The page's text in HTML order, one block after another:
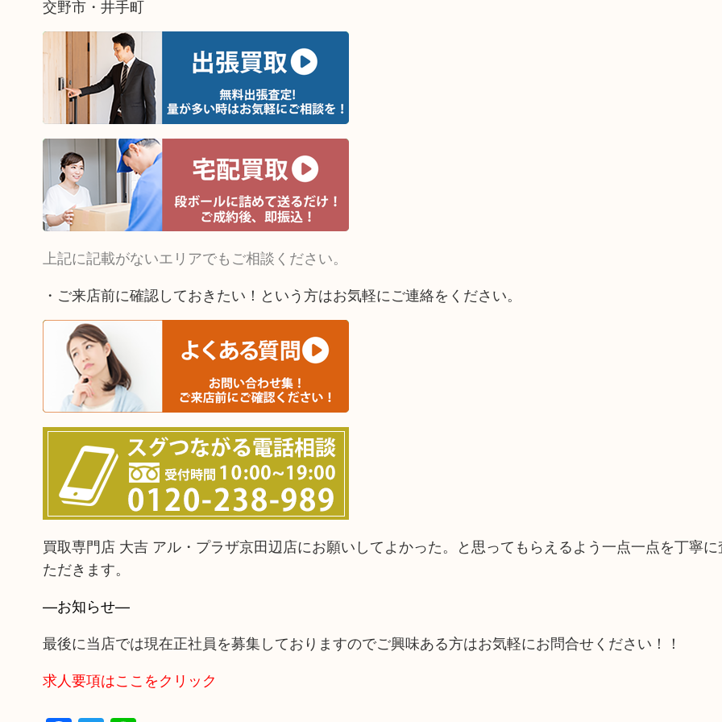
交野市・井手町
上記に記載がないエリアでもご相談ください。
・ご来店前に確認しておきたい！という方はお気軽にご連絡をください。
買取専門店 大吉 アル・プラザ京田辺店にお願いしてよかった。と思ってもらえるよう一点一点を丁寧
ただきます。
—お知らせ—
最後に当店では現在正社員を募集しておりますのでご興味ある方はお気軽にお問合せください！！
求人要項はここをクリック